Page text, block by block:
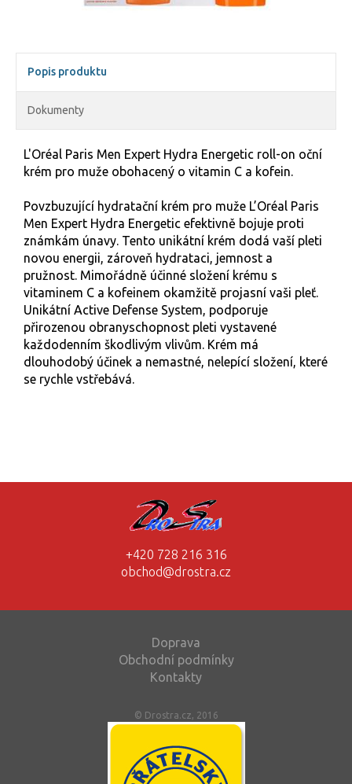
Popis produktu
Dokumenty
L'Oréal Paris Men Expert Hydra Energetic roll-on oční
krém pro muže obohacený o vitamin C a kofein.
Povzbuzující hydratační krém pro muže L’Oréal Paris
Men Expert Hydra Energetic efektivně bojuje proti
známkám únavy. Tento unikátní krém dodá vaší pleti
novou energii, zároveň hydrataci, jemnost a
pružnost. Mimořádně účinné složení krému s
vitaminem C a kofeinem okamžitě projasní vaši pleť.
Unikátní Active Defense System, podporuje
přirozenou obranyschopnost pleti vystavené
každodenním škodlivým vlivům. Krém má
dlouhodobý účinek a nemastné, nelepící složení, které
se rychle vstřebává.
+420 728 216 316
obchod@drostra.cz
Doprava
Obchodní podmínky
Kontakty
© Drostra.cz, 2016